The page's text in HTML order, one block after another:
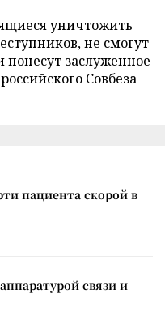
уничтожить
не смогут
понесут заслуженное
Совбеза
пациента скорой в
связи и